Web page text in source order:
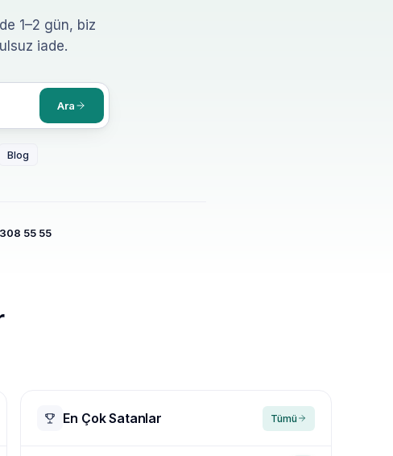
1–2 gün, biz
iade.
Ara
Blog
55 55
En Çok Satanlar Tümü